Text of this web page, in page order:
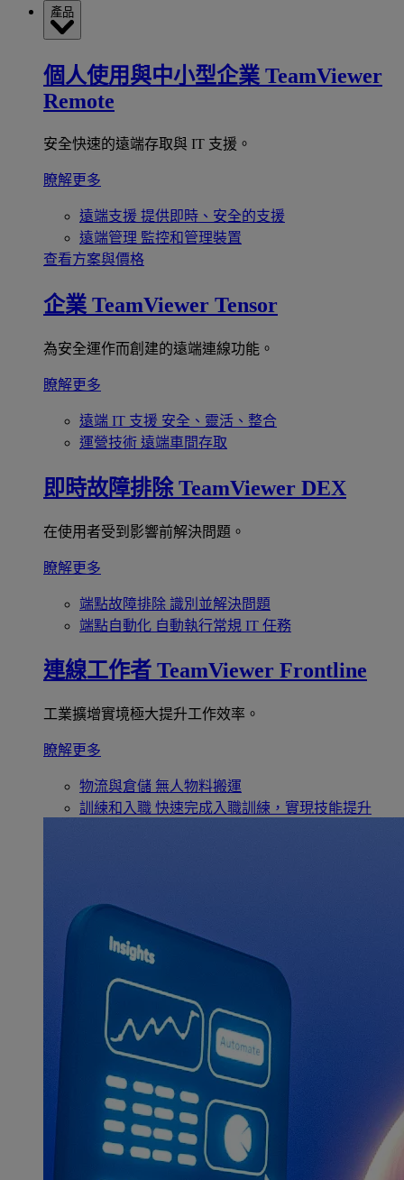
產品
個人使用與中小型企業 TeamViewer
Remote
安全快速的遠端存取與 IT 支援。
瞭解更多
遠端支援 提供即時、安全的支援
遠端管理 監控和管理裝置
查看方案與價格
企業 TeamViewer Tensor
為安全運作而創建的遠端連線功能。
瞭解更多
遠端 IT 支援 安全、靈活、整合
運營技術 遠端車間存取
即時故障排除 TeamViewer DEX
在使用者受到影響前解決問題。
瞭解更多
端點故障排除 識別並解決問題
端點自動化 自動執行常規 IT 任務
連線工作者 TeamViewer Frontline
工業擴增實境極大提升工作效率。
瞭解更多
物流與倉儲 無人物料搬運
訓練和入職 快速完成入職訓練，實現技能提升